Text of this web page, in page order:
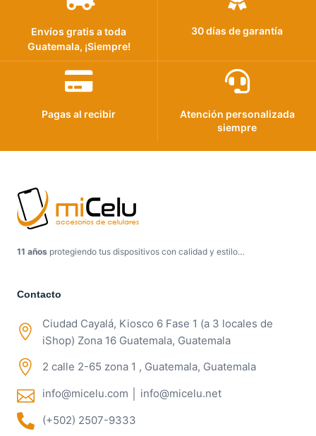
Envíos gratis a toda
Guatemala, ¡Siempre!
30 días de garantía
Pagas al recibir
Atención personalizada
siempre
11 años protegiendo tus dispositivos con calidad y estilo…
Contacto
Ciudad Cayalá, Kiosco 6 Fase 1 (a 3 locales de
iShop) Zona 16 Guatemala, Guatemala
2 calle 2-65 zona 1 , Guatemala, Guatemala
info@micelu.com │ info@micelu.net
(+502) 2507-9333